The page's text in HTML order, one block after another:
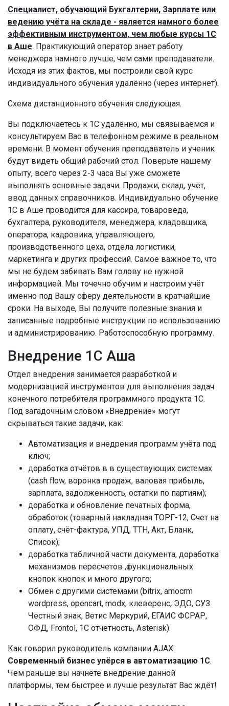
Специалист, обучающий Бухгалтерии, Зарплате или
ведению учёта на складе - является намного более
эффективным инструментом, чем любые курсы 1С
в Аше. Практикующий оператор знает работу
менеджера намного лучше, чем сами преподаватели.
Исходя из этих фактов, мы построили свой курс
индивидуального обучения удалённо (через интернет).
Схема дистанционного обучения следующая.
Вы подключаетесь к 1С удалённо, мы связываемся и
консультируем Вас в телефонном режиме в реальном
времени. В момент обучения преподаватель и ученик
будут видеть общий рабочий стол. Поверьте нашему
опыту, всего через 2-3 часа Вы уже сможете
выполнять основные задачи. Продажи, склад, учёт,
ввод данных справочников. Индивидуально обучение
1С в Аше проводится для кассира, товароведа,
бухгалтера, руководителя, менеджера, кладовщика,
оператора, кадровика, управляющего,
производственного цеха, отдела логистики,
маркетинга и других профессий. Самое важное то, что
мы не будем забивать Вам голову не нужной
информацией. Мы точечно обучим и настроим учёт
именно под Вашу сферу деятельности в кратчайшие
сроки. На выходе, Вы получите полезные знания и
записанные подробные инструкции по использованию
и администрированию. Работоспособную программу.
Внедрение 1С Аша
Отдел внедрения занимается разработкой и
модернизацией инструментов для выполнения задач
конечного потребителя программного продукта 1С.
Под загадочным словом «Внедрение» могут
скрываться такие задачи, как:
Автоматизация и внедрения программ учёта под
ключ;
доработка отчётов в в существующих системах
(cash flow, воронка продаж, валовая прибыль,
зарплата, задолженность, остатки по партиям);
доработка и обновление печатных форма,
обработок (товарный накладная ТОРГ-12, Счет на
оплату, счёт-фактура, УПД, ТТН, Акт, Бланк,
Список);
доработка табличной части документа, доработка
механизмов пересчетов ,функциональных
кнопок кнопок и много другого;
Обмен с другими системами (bitrix, amocrm
wordpress, opencart, modx, клеверенс, ЭДО, СУЗ
Честный знак, Ветис Меркурий, ЕГАИС ФСРАР,
ОФД, Frontol, 1C отчетность, Asterisk).
Как говорил руководитель компании AJAX:
Современный бизнес упёрся в автоматизацию 1С.
Чем раньше вы начнёте внедрение данной
платформы, тем быстрее и лучше результат Вас ждёт!